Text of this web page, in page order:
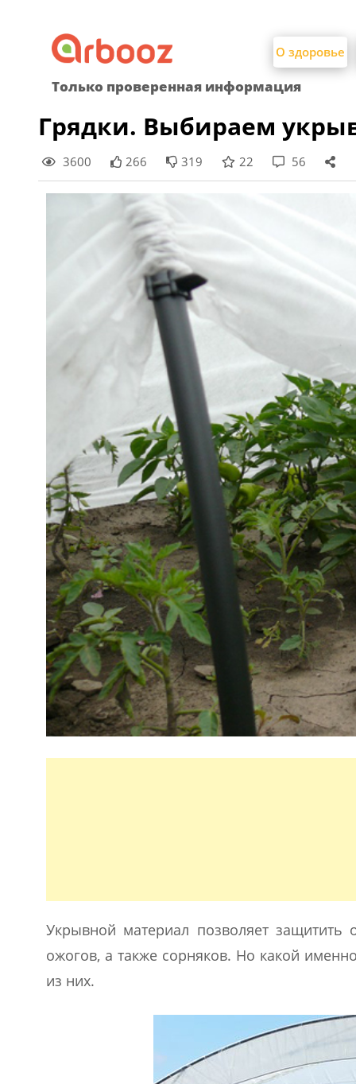
content
О здоровье
Только проверенная информация
Грядки. Выбираем
3600 266 319 22 56
Укрывной материал позволяет защитить
ожогов, а также сорняков. Но какой
из них.